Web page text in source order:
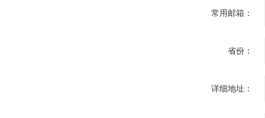
常用邮箱：
省份：
详细地址：